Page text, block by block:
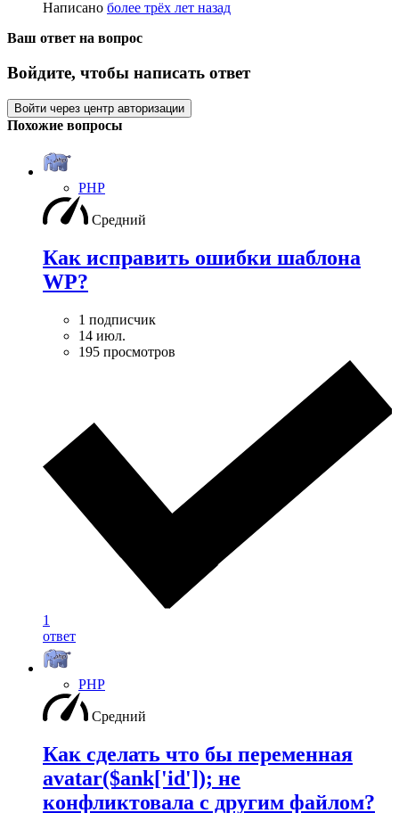
Написано более трёх лет назад
Ваш ответ на вопрос
Войдите, чтобы написать ответ
Войти через центр авторизации
Похожие вопросы
PHP
Средний
Как исправить ошибки шаблона
WP?
1 подписчик
14 июл.
195 просмотров
1
ответ
PHP
Средний
Как сделать что бы переменная
avatar($ank['id']); не
конфликтовала с другим файлом?